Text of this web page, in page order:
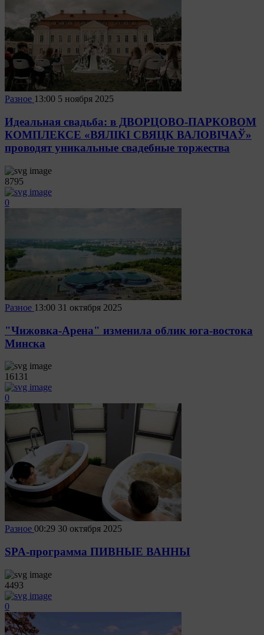
Разное 13:00 5 ноября 2025
Идеальная свадьба: в ДВОРЦОВО-ПАРКОВОМ
КОМПЛЕКСЕ «ВЯЛІКІ СВЯЦК ВАЛОВІЧАЎ»
проводят уникальные свадебные торжества
8795
0
Разное 13:00 31 октября 2025
"Чижовка-Арена" изменила облик юга-востока
Минска
16131
0
Разное 00:29 30 октября 2025
SPA-программа ПИВНЫЕ ВАННЫ
4493
0